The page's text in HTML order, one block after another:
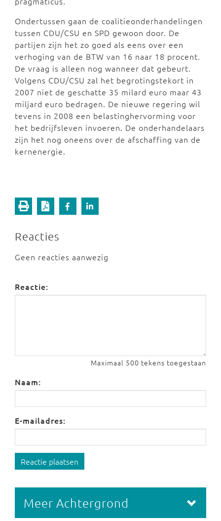
Ondertussen gaan de coalitieonderhandelingen
tussen CDU/CSU en SPD gewoon door. De
partijen zijn het zo goed als eens over een
verhoging van de BTW van 16 naar 18 procent.
De vraag is alleen nog wanneer dat gebeurt.
Volgens CDU/CSU zal het begrotingstekort in
2007 niet de geschatte 35 milard euro maar 43
miljard euro bedragen. De nieuwe regering wil
tevens in 2008 een belastinghervorming voor
het bedrijfsleven invoeren. De onderhandelaars
zijn het nog oneens over de afschaffing van de
kernenergie.
Reacties
Geen reacties aanwezig
Reactie:
Maximaal 500 tekens toegestaan
Naam:
E-mailadres:
Reactie plaatsen
Meer Achtergrond